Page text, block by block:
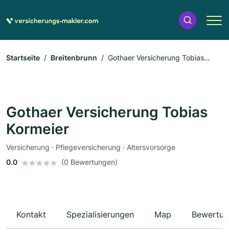
Startseite Breitenbrunn
Gothaer Versicherung Tobias
Gothaer Versicherung Tobias
Kormeier
Versicherung · Pflegeversicherung · Altersvorsorge
0.0
(0 Bewertungen)
Kontakt Spezialisierungen Map